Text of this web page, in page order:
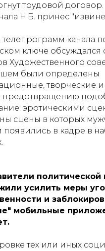
трудовой
Н.Б. принес
канала
ключе обсуждался
Художественного
были определены
творческие и
эротическими
сцены в которых
появились в кадре в
политической
усилить меры
и
мобильные
тех или иных